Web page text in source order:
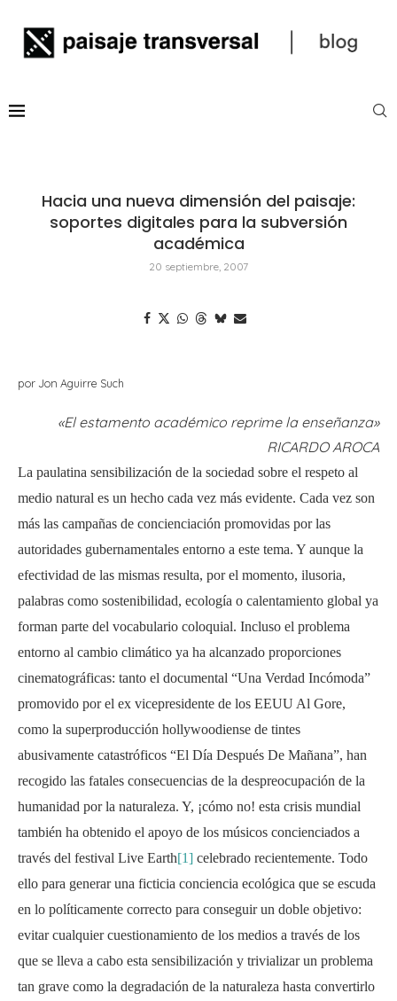
Hacia una nueva dimensión del paisaje:
soportes digitales para la subversión
académica
20 septiembre, 2007
por Jon Aguirre Such
«El estamento académico reprime la enseñanza»
RICARDO AROCA
La paulatina sensibilización de la sociedad sobre el respeto al
medio natural es un hecho cada vez más evidente. Cada vez son
más las campañas de concienciación promovidas por las
autoridades gubernamentales entorno a este tema. Y aunque la
efectividad de las mismas resulta, por el momento, ilusoria,
palabras como sostenibilidad, ecología o calentamiento global ya
forman parte del vocabulario coloquial. Incluso el problema
entorno al cambio climático ya ha alcanzado proporciones
cinematográficas: tanto el documental “Una Verdad Incómoda”
promovido por el ex vicepresidente de los EEUU Al Gore,
como la superproducción hollywoodiense de tintes
abusivamente catastróficos “El Día Después De Mañana”, han
recogido las fatales consecuencias de la despreocupación de la
humanidad por la naturaleza. Y, ¡cómo no! esta crisis mundial
también ha obtenido el apoyo de los músicos concienciados a
través del festival Live Earth[1] celebrado recientemente. Todo
ello para generar una ficticia conciencia ecológica que se escuda
en lo políticamente correcto para conseguir un doble objetivo:
evitar cualquier cuestionamiento de los medios a través de los
que se lleva a cabo esta sensibilización y trivializar un problema
tan grave como la degradación de la naturaleza hasta convertirlo